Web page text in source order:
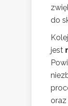
do
jest